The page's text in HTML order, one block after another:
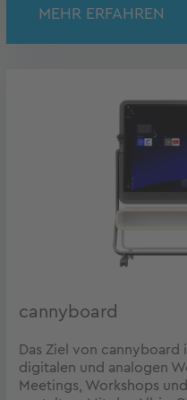
MEHR ERFAHREN
cannyboard
Das Ziel von cannyboard
digitalen und analogen
Meetings, Workshops